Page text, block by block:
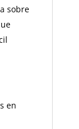
sobre
en